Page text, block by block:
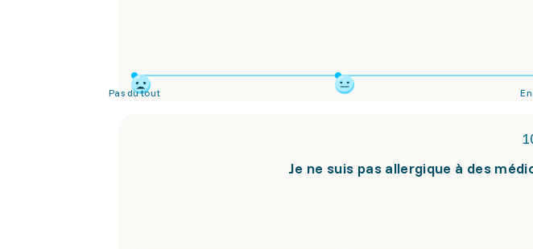
Pas du tout
Je ne suis pas allergique à des